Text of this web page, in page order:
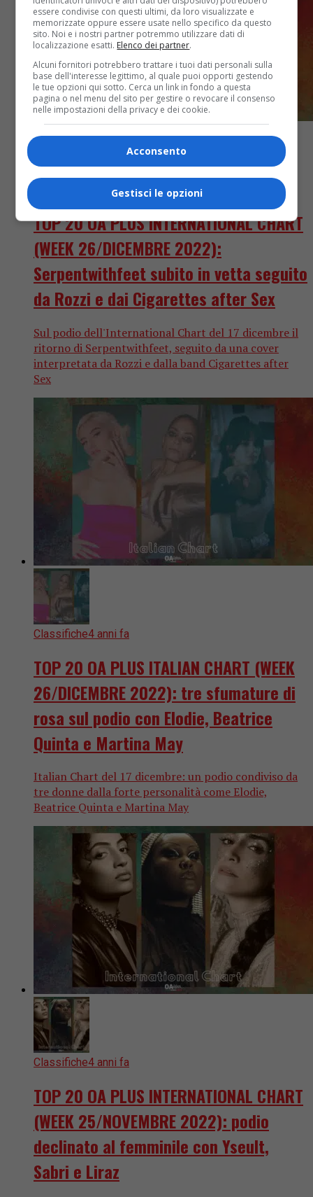
4 anni fa
TOP 20 OA PLUS INTERNATIONAL CHART
(WEEK 26/DICEMBRE 2022):
Serpentwithfeet subito in vetta seguito
da Rozzi e dai Cigarettes after Sex
Sul podio dell'International Chart del 17 dicembre il
ritorno di Serpentwithfeet, seguito da una cover
interpretata da Rozzi e dalla band Cigarettes after
Sex
Classifiche4 anni fa
TOP 20 OA PLUS ITALIAN CHART (WEEK
26/DICEMBRE 2022): tre sfumature di
rosa sul podio con Elodie, Beatrice
Quinta e Martina May
Italian Chart del 17 dicembre: un podio condiviso da
tre donne dalla forte personalità come Elodie,
Beatrice Quinta e Martina May
Classifiche4 anni fa
TOP 20 OA PLUS INTERNATIONAL CHART
(WEEK 25/NOVEMBRE 2022): podio
declinato al femminile con Yseult,
Sabri e Liraz
essere condivise con questi ultimi, da loro visualizzate e
memorizzate oppure essere usate nello specifico da questo
sito. Noi e i nostri partner potremmo utilizzare dati di
localizzazione esatti. Elenco dei partner.
Alcuni fornitori potrebbero trattare i tuoi dati personali sulla
base dell'interesse legittimo, al quale puoi opporti gestendo
le tue opzioni qui sotto. Cerca un link in fondo a questa
pagina o nel menu del sito per gestire o revocare il consenso
nelle impostazioni della privacy e dei cookie.
Acconsento
Gestisci le opzioni